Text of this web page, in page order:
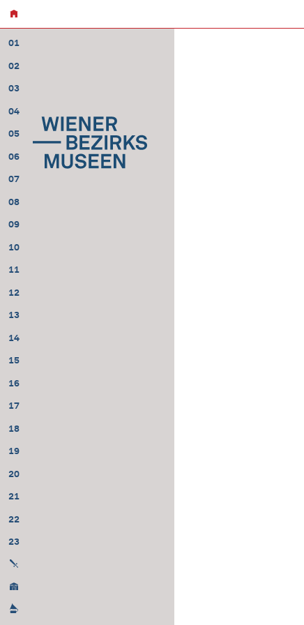
01
02
03
04
05
06
07
08
09
10
11
12
13
14
15
16
17
18
19
20
21
22
23